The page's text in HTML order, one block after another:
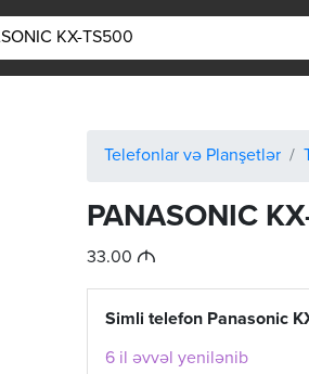
Telefonlar və Planşetlər
PANASONIC
33.00 M
Simli telefon Panasonic
6 il əvvəl yenilənib